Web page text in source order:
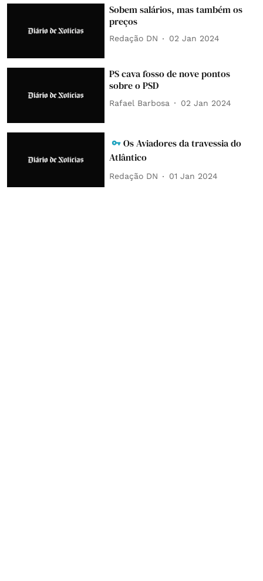
Sobem salários, mas também os
preços
Redação DN 02 Jan 2024
PS cava fosso de nove pontos
sobre o PSD
Rafael Barbosa 02 Jan 2024
Os Aviadores da travessia do
Atlântico
Redação DN 01 Jan 2024